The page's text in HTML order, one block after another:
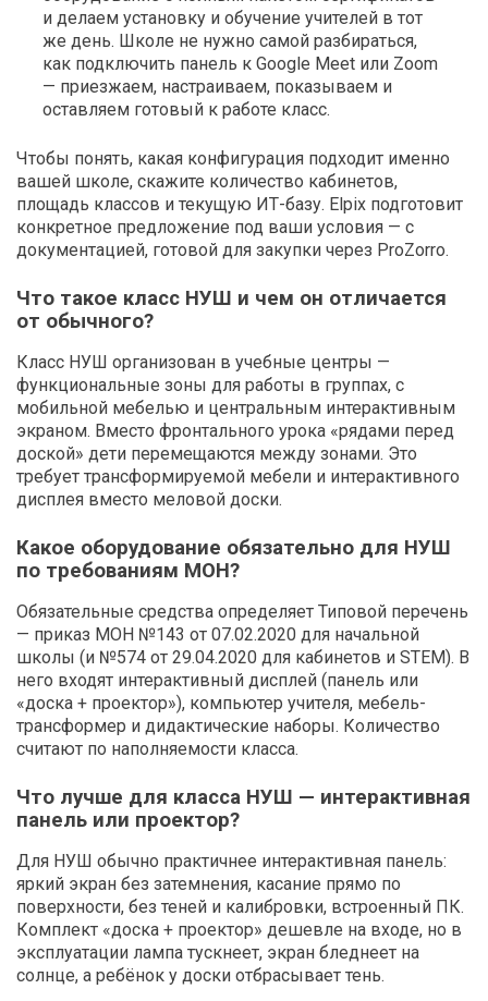
и делаем установку и обучение учителей в тот
же день. Школе не нужно самой разбираться,
как подключить панель к Google Meet или Zoom
— приезжаем, настраиваем, показываем и
оставляем готовый к работе класс.
Чтобы понять, какая конфигурация подходит именно
вашей школе, скажите количество кабинетов,
площадь классов и текущую ИТ-базу. Elpix подготовит
конкретное предложение под ваши условия — с
документацией, готовой для закупки через ProZorro.
Что такое класс НУШ и чем он отличается
от обычного?
Класс НУШ организован в учебные центры —
функциональные зоны для работы в группах, с
мобильной мебелью и центральным интерактивным
экраном. Вместо фронтального урока «рядами перед
доской» дети перемещаются между зонами. Это
требует трансформируемой мебели и интерактивного
дисплея вместо меловой доски.
Какое оборудование обязательно для НУШ
по требованиям МОН?
Обязательные средства определяет Типовой перечень
— приказ МОН №143 от 07.02.2020 для начальной
школы (и №574 от 29.04.2020 для кабинетов и STEM). В
него входят интерактивный дисплей (панель или
«доска + проектор»), компьютер учителя, мебель-
трансформер и дидактические наборы. Количество
считают по наполняемости класса.
Что лучше для класса НУШ — интерактивная
панель или проектор?
Для НУШ обычно практичнее интерактивная панель:
яркий экран без затемнения, касание прямо по
поверхности, без теней и калибровки, встроенный ПК.
Комплект «доска + проектор» дешевле на входе, но в
эксплуатации лампа тускнеет, экран бледнеет на
солнце, а ребёнок у доски отбрасывает тень.